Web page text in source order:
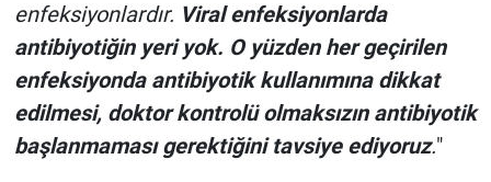
enfeksiyonlardır. Viral enfeksiyonlarda
antibiyotiğin yeri yok. O yüzden her geçirilen
enfeksiyonda antibiyotik kullanımına dikkat
edilmesi, doktor kontrolü olmaksızın antibiyotik
başlanmaması gerektiğini tavsiye ediyoruz."